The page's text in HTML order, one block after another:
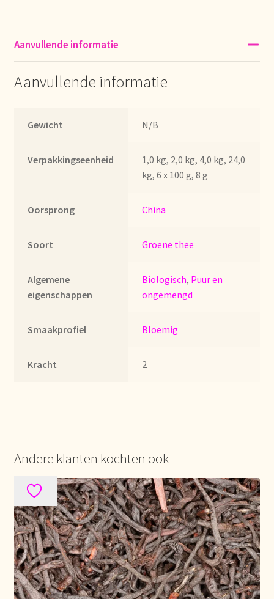
Impressum
Imprint
Kontakt
Lagerangelegenheiten
Lebensmittelsicherheit
Meertaligheid
Mijn Favorieten
Multilinguisme
Multilingüismo.
Newsletter
Newsletter
Aanvullende informatie
Aanvullende informatie
Gewicht N/B
Verpakkingseenheid
1,0 kg, 2,0 kg, 4,0 kg, 24,0
kg, 6 x 100 g, 8 g
Oorsprong China
Soort Groene thee
Algemene
eigenschappen
Biologisch, Puur en
ongemengd
Smaakprofiel Bloemig
Kracht 2
Andere klanten kochten ook